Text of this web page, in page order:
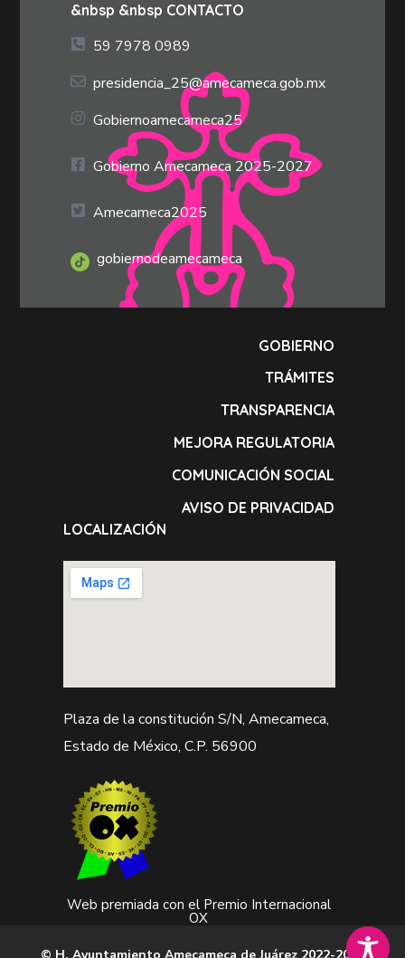
&nbsp &nbsp CONTACTO
59 7978 0989
presidencia_25@amecameca.gob.mx
Gobiernoamecameca25
Gobierno Amecameca 2025-2027
Amecameca2025
gobiernodeamecameca
GOBIERNO
TRÁMITES
TRANSPARENCIA
MEJORA REGULATORIA
COMUNICACIÓN SOCIAL
AVISO DE PRIVACIDAD
LOCALIZACIÓN
Plaza de la constitución S/N, Amecameca,
Estado de México, C.P. 56900
Web premiada con el Premio Internacional
OX